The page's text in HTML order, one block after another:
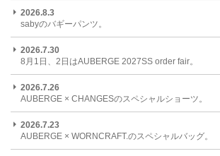
2026.8.3
sabyのバギーパンツ。
2026.7.30
8月1日、2日はAUBERGE 2027SS order fair。
2026.7.26
AUBERGE × CHANGESのスペシャルショーツ。
2026.7.23
AUBERGE × WORNCRAFT.のスペシャルバッグ。